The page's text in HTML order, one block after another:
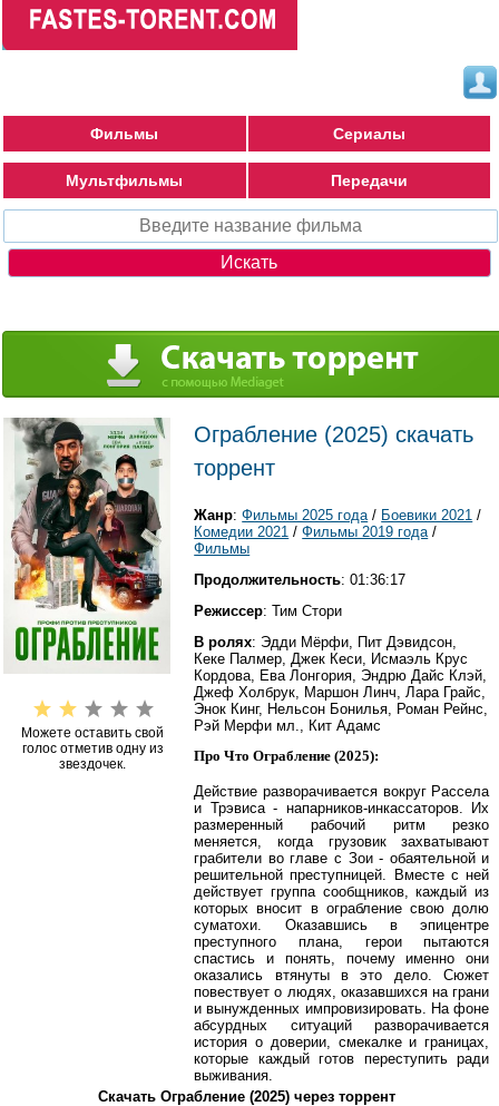
Фильмы Сериалы
Мультфильмы Передачи
Можете оставить свой
голос отметив одну из
звездочек.
Ограбление (2025) скачать
торрент
Жанр:Фильмы 2025 года/ Боевики 2021 /
Комедии 2021 /Фильмы 2019 года/
Фильмы
Продолжительность: 01:36:17
Режиссер: Тим Стори
В ролях: Эдди Мёрфи, Пит Дэвидсон,
Кеке Палмер, Джек Кеси, Исмаэль Крус
Кордова, Ева Лонгория, Эндрю Дайс Клэй,
Джеф Холбрук, Маршон Линч, Лара Грайс,
Энок Кинг, Нельсон Бонилья, Роман Рейнс,
Рэй Мерфи мл., Кит Адамс
Про Что Ограбление (2025):
Действие разворачивается вокруг Рассела
и Трэвиса - напарников-инкассаторов. Их
размеренный рабочий ритм резко
меняется, когда грузовик захватывают
грабители во главе с Зои - обаятельной и
решительной преступницей. Вместе с ней
действует группа сообщников, каждый из
которых вносит в ограбление свою долю
суматохи. Оказавшись в эпицентре
преступного плана, герои пытаются
спастись и понять, почему именно они
оказались втянуты в это дело. Сюжет
повествует о людях, оказавшихся на грани
и вынужденных импровизировать. На фоне
абсурдных ситуаций разворачивается
история о доверии, смекалке и границах,
которые каждый готов переступить ради
выживания.
Скачать Ограбление (2025) через торрент